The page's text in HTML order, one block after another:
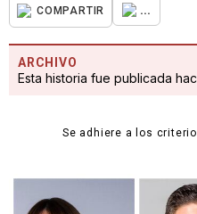
COMPARTIR ...
ARCHIVO
Esta historia fue publicada
Se adhiere a los